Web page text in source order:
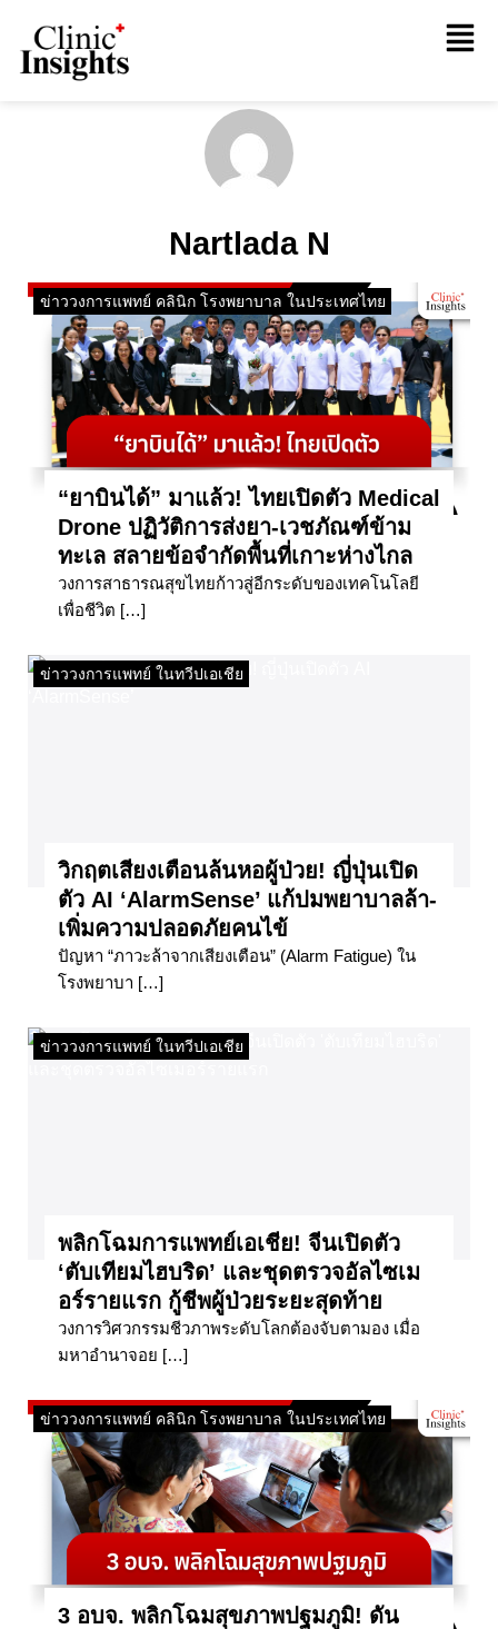
Nartlada N
ข่าววงการแพทย์ คลินิก โรงพยาบาล ในประเทศไทย
“ยาบินได้” มาแล้ว! ไทยเปิดตัว Medical
Drone ปฏิวัติการส่งยา-เวชภัณฑ์ข้าม
ทะเล สลายข้อจำกัดพื้นที่เกาะห่างไกล
วงการสาธารณสุขไทยก้าวสู่อีกระดับของเทคโนโลยี
เพื่อชีวิต […]
ข่าววงการแพทย์ ในทวีปเอเชีย
วิกฤตเสียงเตือนล้นหอผู้ป่วย! ญี่ปุ่นเปิด
ตัว AI ‘AlarmSense’ แก้ปมพยาบาลล้า-
เพิ่มความปลอดภัยคนไข้
ปัญหา “ภาวะล้าจากเสียงเตือน” (Alarm Fatigue) ใน
โรงพยาบา […]
ข่าววงการแพทย์ ในทวีปเอเชีย
พลิกโฉมการแพทย์เอเชีย! จีนเปิดตัว
‘ตับเทียมไฮบริด’ และชุดตรวจอัลไซเม
อร์รายแรก กู้ชีพผู้ป่วยระยะสุดท้าย
วงการวิศวกรรมชีวภาพระดับโลกต้องจับตามอง เมื่อ
มหาอำนาจอย […]
ข่าววงการแพทย์ คลินิก โรงพยาบาล ในประเทศไทย
3 อบจ. พลิกโฉมสุขภาพปฐมภูมิ! ดัน